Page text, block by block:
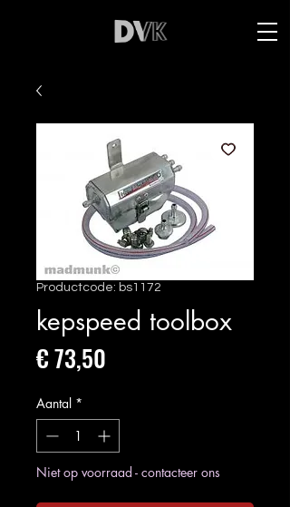
Productcode: bs1172
kepspeed toolbox
€ 73,50
Aantal *
Niet op voorraad - contacteer ons